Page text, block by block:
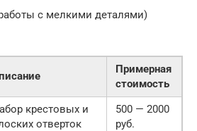
с мелкими деталями)
Примерная
стоимость
крестовых и
отверток
500 — 2000
руб.